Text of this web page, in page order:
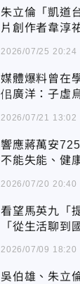
朱立倫「凱道
片創作者韋淳
2026/07/25 20:24
媒體爆料曾在
佀廣洋：子虛
2026/07/21 13:02
響應蔣萬安
不能失能、健
2026/07/20 20:40
看望馬英九「
「從生活聊到
2026/07/09 18:20
吳伯雄、朱立